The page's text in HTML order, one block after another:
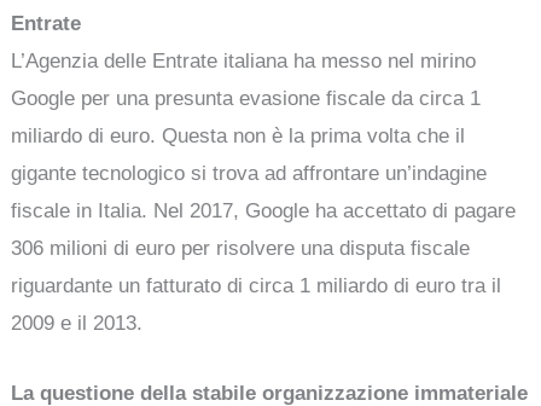
Entrate
L’Agenzia delle Entrate italiana ha messo nel mirino
Google per una presunta evasione fiscale da circa 1
miliardo di euro. Questa non è la prima volta che il
gigante tecnologico si trova ad affrontare un’indagine
fiscale in Italia. Nel 2017, Google ha accettato di pagare
306 milioni di euro per risolvere una disputa fiscale
riguardante un fatturato di circa 1 miliardo di euro tra il
2009 e il 2013.
La questione della stabile organizzazione immateriale